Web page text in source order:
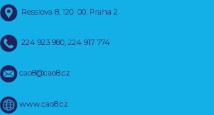
Resslova 8, 120 00, Praha 2
224 923 980, 224 917 774
cao8@cao8.cz
www.cao8.cz